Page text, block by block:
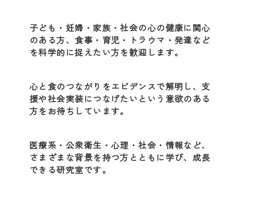
子ども・妊婦・家族・社会の心の健康に関心
のある方、食事・育児・トラウマ・発達など
を科学的に捉えたい方を歓迎します。
心と食のつながりをエビデンスで解明し、支
援や社会実装につなげたいという意欲のある
方をお待ちしています。
医療系・公衆衛生・心理・社会・情報など、
さまざまな背景を持つ方とともに学び、成長
できる研究室です。